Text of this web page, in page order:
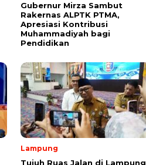
Gubernur Mirza Sambut
Rakernas ALPTK PTMA,
Apresiasi Kontribusi
Muhammadiyah bagi
Pendidikan
Lampung
Tujuh Ruas Jalan di Lampung